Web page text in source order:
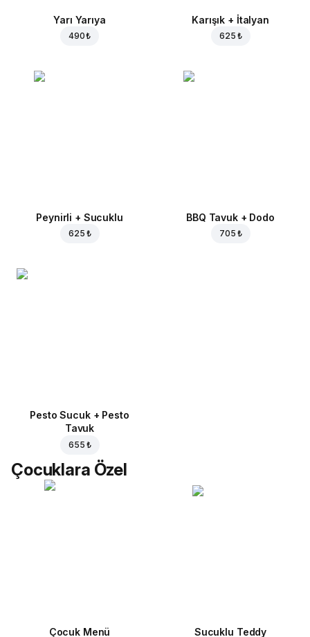
Yarı Yarıya
490 ₺
Karışık + İtalyan
625 ₺
Peynirli + Sucuklu
625 ₺
BBQ Tavuk + Dodo
705 ₺
Pesto Sucuk + Pesto
Tavuk
655 ₺
Çocuklara Özel
Çocuk Menü
Sucuklu Teddy